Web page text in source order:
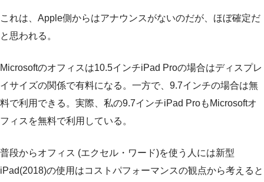
これは、Apple側からはアナウンスがないのだが、ほぼ確定だ
と思われる。
Microsoftのオフィスは10.5インチiPad Proの場合はディスプレ
イサイズの関係で有料になる。一方で、9.7インチの場合は無
料で利用できる。実際、私の9.7インチiPad ProもMicrosoftオ
フィスを無料で利用している。
普段からオフィス (エクセル・ワード)を使う人には新型
iPad(2018)の使用はコストパフォーマンスの観点から考えると